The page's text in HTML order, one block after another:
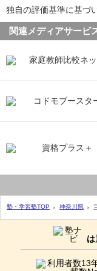
独自の評価基準に基づ
関連メディアサービ
塾・学習塾TOP 神奈川県